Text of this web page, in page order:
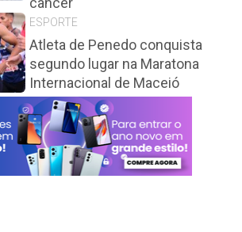
ESPORTE
Atleta de Penedo conquista
segundo lugar na Maratona
Internacional de Maceió